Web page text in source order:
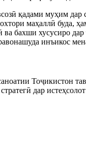
қадами муҳим дар
маҳаллӣ буда,
ва бахши хусусиро
инъикос
Тоҷикистон
дар